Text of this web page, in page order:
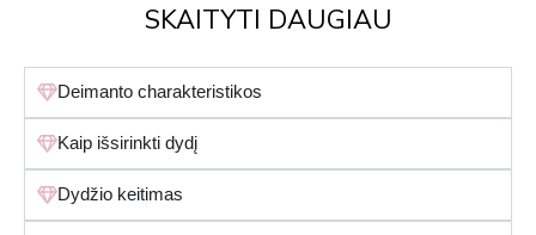
SKAITYTI DAUGIAU
Deimanto charakteristikos
Kaip išsirinkti dydį
Dydžio keitimas